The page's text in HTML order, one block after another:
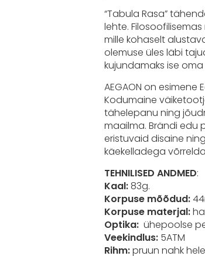
“Tabula Rasa”
lehte.
mille kohaselt
olemuse üles läbi
kujundamaks ise oma
AEGAON on esimene
Kodumaine
tähelepanu ning
maailma. Brändi edu
eristuvaid disaine
käekelladega
TEHNILISED ANDMED:
Kaal:83g.
Korpuse mõõdud:
Korpuse materjal:
Optika: ühepoolse
Veekindlus: 5ATM
Rihm:pruun nahk